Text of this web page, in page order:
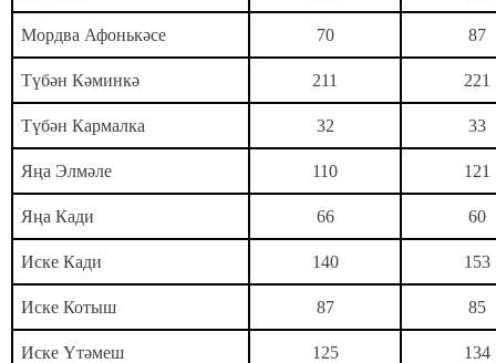
Мордва Афонькәсе 70 87
Түбән Кәминкә 211 221
Түбән Кармалка 32 33
Яңа Элмәле 110 121
Яңа Кади 66 60
Иске Кади 140 153
Иске Котыш 87 85
Иске Үтәмеш 125 134